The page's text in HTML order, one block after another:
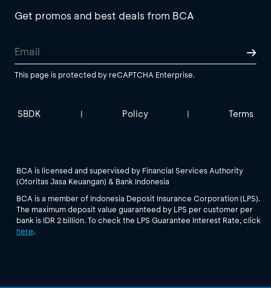
Get promos and best deals from BCA
This page is protected by reCAPTCHA Enterprise.
SBDK | Policy | Terms
BCA is licensed and supervised by Financial Services Authority
(Otoritas Jasa Keuangan) & Bank Indonesia
BCA is a member of Indonesia Deposit Insurance Corporation (LPS).
The maximum deposit value guaranteed by LPS per customer per
bank is IDR 2 billion. To check the LPS Guarantee Interest Rate, click
here.